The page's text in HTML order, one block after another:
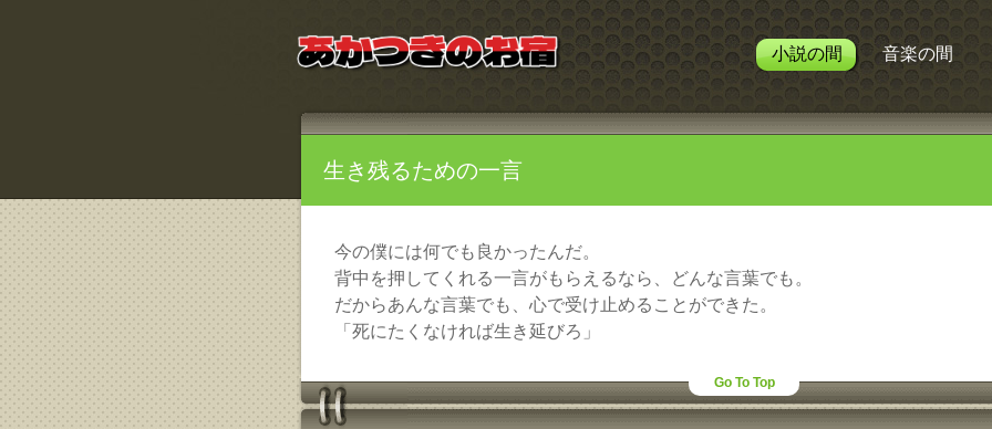
小説の間 音楽の間
生き残るための一言
今の僕には何でも良かったんだ。
背中を押してくれる一言がもらえるなら、どんな言葉でも。
だからあんな言葉でも、心で受け止めることができた。
「死にたくなければ生き延びろ」
Go To Top